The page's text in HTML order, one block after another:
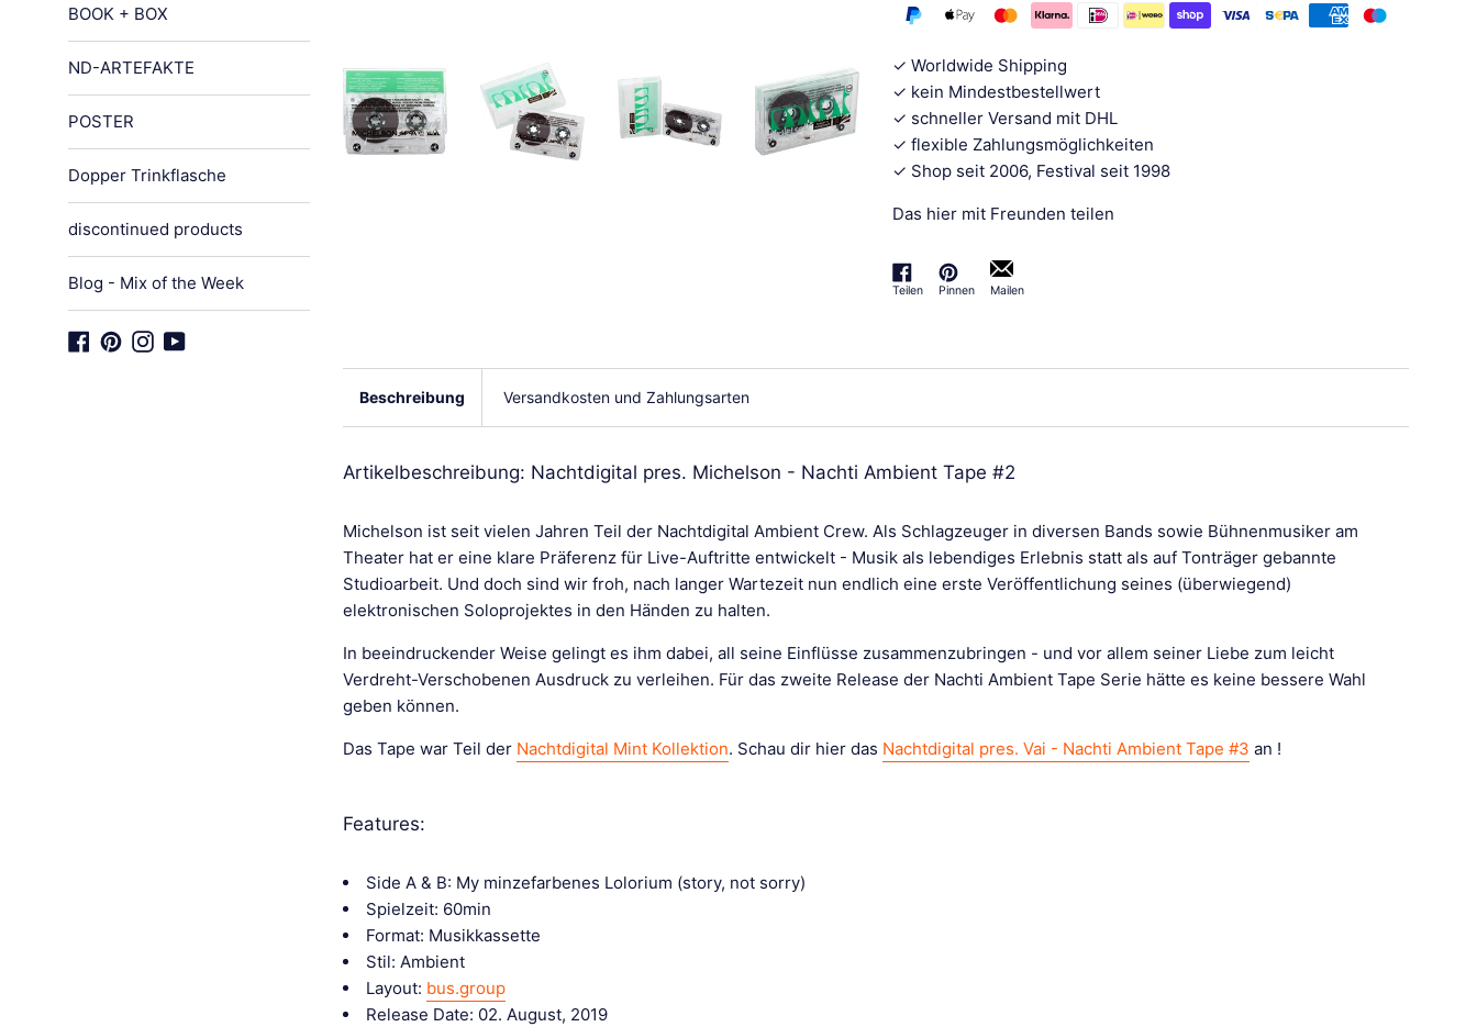
BOOK + BOX
ND-ARTEFAKTE
POSTER
Dopper Trinkflasche
discontinued products
Blog - Mix of the Week
Facebook
PinterestInstagram
YouTube
✓ Worldwide Shipping
✓ kein Mindestbestellwert
✓ schneller Versand mit DHL
✓ flexible Zahlungsmöglichkeiten
✓ Shop seit 2006, Festival seit 1998
Das hier mit Freunden teilen
Teilen
Pinnen
Mailen
Beschreibung Versandkosten und Zahlungsarten
Artikelbeschreibung: Nachtdigital pres. Michelson - Nachti Ambient Tape #2
Michelson ist seit vielen Jahren Teil der Nachtdigital Ambient Crew. Als Schlagzeuger in diversen Bands sowie Bühnenmusiker am
Theater hat er eine klare Präferenz für Live-Auftritte entwickelt - Musik als lebendiges Erlebnis statt als auf Tonträger gebannte
Studioarbeit. Und doch sind wir froh, nach langer Wartezeit nun endlich eine erste Veröffentlichung seines (überwiegend)
elektronischen Soloprojektes in den Händen zu halten.
In beeindruckender Weise gelingt es ihm dabei, all seine Einflüsse zusammenzubringen - und vor allem seiner Liebe zum leicht
Verdreht-Verschobenen Ausdruck zu verleihen. Für das zweite Release der Nachti Ambient Tape Serie hätte es keine bessere Wahl
geben können.
Das Tape war Teil der Nachtdigital Mint Kollektion. Schau dir hier das Nachtdigital pres. Vai - Nachti Ambient Tape #3 an !
Features:
Side A & B: My minzefarbenes Lolorium (story, not sorry)
Spielzeit: 60min
Format: Musikkassette
Stil: Ambient
Layout: bus.group
Release Date: 02. August, 2019